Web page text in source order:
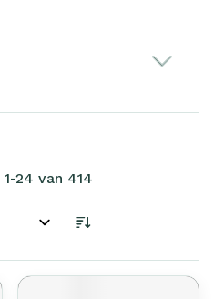
1-24 van 414